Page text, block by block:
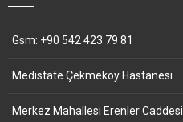
Gsm: +90 542 423 79 81
Medistate Çekmeköy Hastanesi
Merkez Mahallesi Erenler Caddesi